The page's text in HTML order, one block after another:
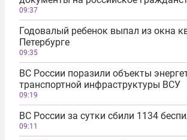
09:37
Годовалый ребенок выпал из окна
Петербурге
09:35
ВС России поразили объекты
транспортной инфраструктуры ВСУ
09:19
ВС России за сутки сбили 1134
09:11